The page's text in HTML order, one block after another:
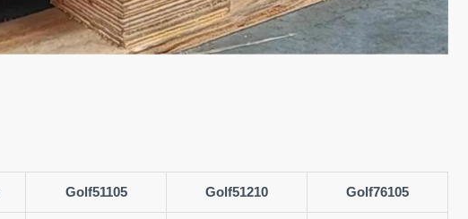
Golf51105 Golf51210 Golf76105